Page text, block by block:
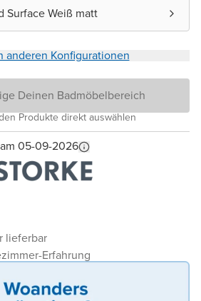
lieferbar
Erfahrung
Surface Weiß matt
anderen Konfigurationen
Deinen Badmöbelbereich
Produkte direkt auswählen
05-09-2026